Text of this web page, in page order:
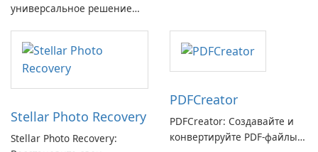
универсальное решение
электронной почты
Stellar Photo Recovery
Stellar Photo Recovery:
PDFCreator
PDFCreator: Создавайте и
конвертируйте PDF-файлы с